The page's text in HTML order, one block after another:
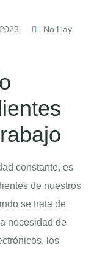
No Hay
constante, es
de nuestros
se trata de
necesidad de
los